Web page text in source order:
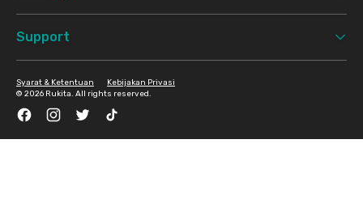
Support
© 2026 Rukita. All rights reserved.
Syarat & Ketentuan Kebijakan Privasi
FacebookInstagramTwitter TikTok